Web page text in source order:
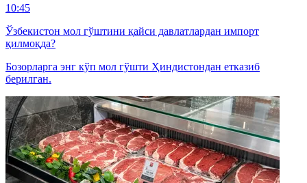
10:45
Ўзбекистон мол гўштини қайси давлатлардан импорт
қилмоқда?
Бозорларга энг кўп мол гўшти Ҳиндистондан етказиб
берилган.